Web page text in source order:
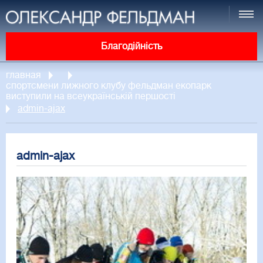
Благодійність
главная
спортсмени лижного клубу фельдман екопарк
виступили на всеукраїнській першості
admin-ajax
admin-ajax